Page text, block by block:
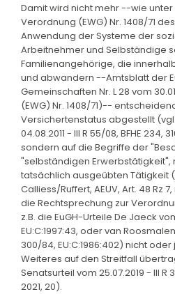
Damit wird nicht mehr --wie
Verordnung (EWG) Nr. 1408/71
Anwendung der Systeme der
Arbeitnehmer und Selbständige
Familienangehörige, die
und abwandern --Amtsblatt der
Gemeinschaften Nr. L 28 vom
(EWG) Nr. 1408/71)--
Versichertenstatus abgestellt
04.08.2011 - III R 55/08, BFHE 234,
sondern auf die Begriffe der
"selbständigen Erwerbstätigkeit",
tatsächlich ausgeübten Tätigkeit
Calliess/Ruffert, AEUV, Art. 48 Rz
die Rechtsprechung zur
z.B. die EuGH-Urteile De Jaeck
EU:C:1997:43, oder van
300/84, EU:C:1986:402) nicht
Weiteres auf den Streitfall
Senatsurteil vom 25.07.2019 - III R
2021, 20).